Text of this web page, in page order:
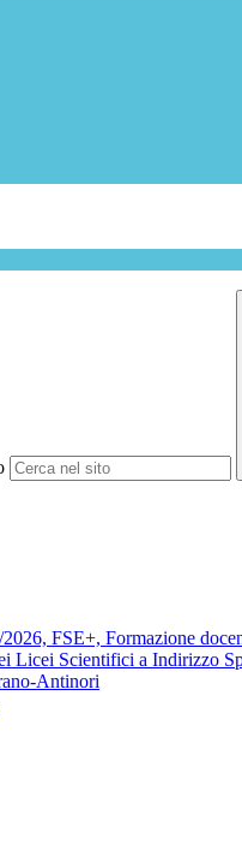
FSE+, Formazione
Licei Scientifici a Indirizzo
Antinori